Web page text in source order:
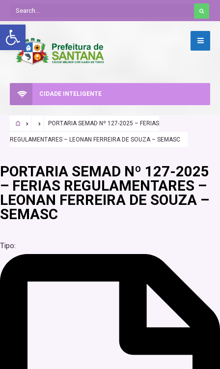
Abrir a barra de ferramentas
CIDADE INTELIGENTE
PORTARIA SEMAD Nº 127-2025 – FERIAS
REGULAMENTARES – LEONAN FERREIRA DE SOUZA – SEMASC
PORTARIA SEMAD Nº 127-2025
– FERIAS REGULAMENTARES –
LEONAN FERREIRA DE SOUZA –
SEMASC
Tipo: